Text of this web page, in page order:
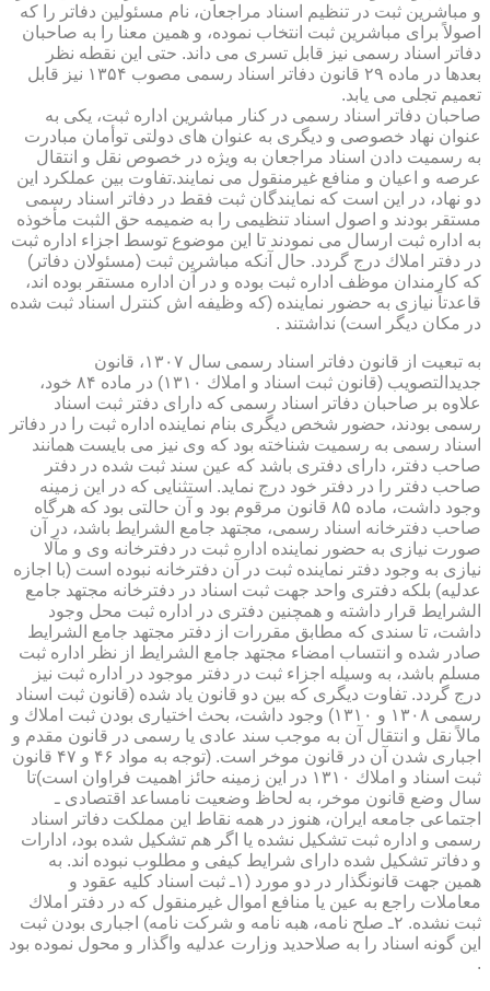
و مباشرین ثبت در تنظیم اسناد مراجعان، نام مسئولین دفاتر را كه
اصولاً برای مباشرین ثبت انتخاب نموده، و همین معنا را به صاحبان
دفاتر اسناد رسمی نیز قابل تسری می داند. حتی این نقطه نظر
بعدها در ماده ۲۹ قانون دفاتر اسناد رسمی مصوب ۱۳۵۴ نیز قابل
تعمیم تجلی می یابد.
صاحبان دفاتر اسناد رسمی در كنار مباشرین اداره ثبت، یكی به
عنوان نهاد خصوصی و دیگری به عنوان های دولتی توأمان مبادرت
به رسمیت دادن اسناد مراجعان به ویژه در خصوص نقل و انتقال
عرصه و اعیان و منافع غیرمنقول می نمایند.تفاوت بین عملكرد این
دو نهاد، در این است كه نمایندگان ثبت فقط در دفاتر اسناد رسمی
مستقر بودند و اصول اسناد تنظیمی را به ضمیمه حق الثبت مأخوذه
به اداره ثبت ارسال می نمودند تا این موضوع توسط اجزاء اداره ثبت
در دفتر املاك درج گردد. حال آنكه مباشرین ثبت (مسئولان دفاتر)
كه كارمندان موظف اداره ثبت بوده و در آن اداره مستقر بوده اند،
قاعدتاً نیازی به حضور نماینده (كه وظیفه اش كنترل اسناد ثبت شده
در مكان دیگر است) نداشتند .
به تبعیت از قانون دفاتر اسناد رسمی سال ۱۳۰۷، قانون
جدیدالتصویب (قانون ثبت اسناد و املاك ۱۳۱۰) در ماده ۸۴ خود،
علاوه بر صاحبان دفاتر اسناد رسمی كه دارای دفتر ثبت اسناد
رسمی بودند، حضور شخص دیگری بنام نماینده اداره ثبت را در دفاتر
اسناد رسمی به رسمیت شناخته بود كه وی نیز می بایست همانند
صاحب دفتر، دارای دفتری باشد كه عین سند ثبت شده در دفتر
صاحب دفتر را در دفتر خود درج نماید. استثنایی كه در این زمینه
وجود داشت، ماده ۸۵ قانون مرقوم بود و آن حالتی بود كه هرگاه
صاحب دفترخانه اسناد رسمی، مجتهد جامع الشرایط باشد، در آن
صورت نیازی به حضور نماینده اداره ثبت در دفترخانه وی و مآلا
نیازی به وجود دفتر نماینده ثبت در آن دفترخانه نبوده است (با اجازه
عدلیه) بلكه دفتری واحد جهت ثبت اسناد در دفترخانه مجتهد جامع
الشرایط قرار داشته و همچنین دفتری در اداره ثبت محل وجود
داشت، تا سندی كه مطابق مقررات از دفتر مجتهد جامع الشرایط
صادر شده و انتساب امضاء مجتهد جامع الشرایط از نظر اداره ثبت
مسلم باشد، به وسیله اجزاء ثبت در دفتر موجود در اداره ثبت نیز
درج گردد. تفاوت دیگری كه بین دو قانون یاد شده (قانون ثبت اسناد
رسمی ۱۳۰۸ و ۱۳۱۰) وجود داشت، بحث اختیاری بودن ثبت املاك و
مالاً نقل و انتقال آن به موجب سند عادی یا رسمی در قانون مقدم و
اجباری شدن آن در قانون موخر است. (توجه به مواد ۴۶ و ۴۷ قانون
ثبت اسناد و املاك ۱۳۱۰ در این زمینه حائز اهمیت فراوان است)تا
سال وضع قانون موخر، به لحاظ وضعیت نامساعد اقتصادی ـ
اجتماعی جامعه ایران، هنوز در همه نقاط این مملكت دفاتر اسناد
رسمی و اداره ثبت تشكیل نشده یا اگر هم تشكیل شده بود، ادارات
و دفاتر تشكیل شده دارای شرایط كیفی و مطلوب نبوده اند. به
همین جهت قانونگذار در دو مورد (۱ـ ثبت اسناد كلیه عقود و
معاملات راجع به عین یا منافع اموال غیرمنقول كه در دفتر املاك
ثبت نشده. ۲ـ صلح نامه، هبه نامه و شركت نامه) اجباری بودن ثبت
این گونه اسناد را به صلاحدید وزارت عدلیه واگذار و محول نموده بود
.